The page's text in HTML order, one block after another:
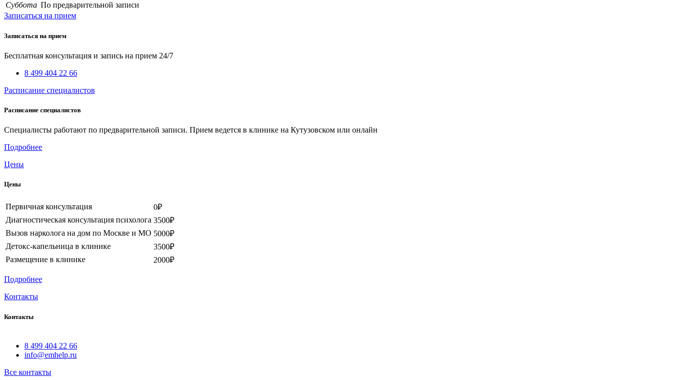
Суббота По предварительной записи
Записаться на прием
Записаться на прием
Бесплатная консультация и запись на прием 24/7
8 499 404 22 66
Расписание специалистов
Расписание специалистов
Специалисты работают по предварительной записи. Прием ведется в клинике на Кутузовском или онлайн
Подробнее
Цены
Цены
Первичная консультация
0₽
Диагностическая консультация психолога 3500₽
Вызов нарколога на дом по Москве и МО 5000₽
Детокс-капельница в клинике
3500₽
Размещение в клинике
2000₽
Подробнее
Контакты
Контакты
8 499 404 22 66
info@emhelp.ru
Все контакты